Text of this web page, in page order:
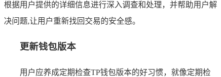
根据用户提供的详细信息进行深入调查和处理，并帮助用户解
决问题,让用户重新找回交易的安全感。
更新钱包版本
用户应养成定期检查TP钱包版本的好习惯，就像定期检